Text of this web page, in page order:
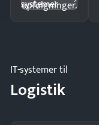
opfølgninger.
systemer
IT-systemer til
Logistik